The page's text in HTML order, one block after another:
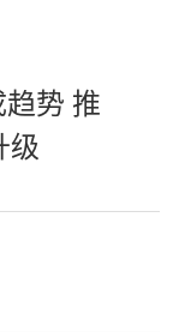
势 推
级